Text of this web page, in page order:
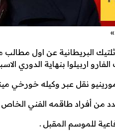
البريطانية عن اول مطالب
اربيلوا بنهاية الدوري
نقل عبر وكيله خورخي